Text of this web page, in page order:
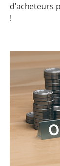
d’acheteurs
!